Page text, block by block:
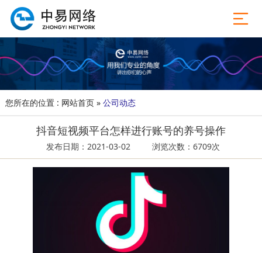
您所在的位置 : 网站首页» 公司动态
抖音短视频平台怎样进行账号的养号操作
发布日期：2021-03-02 浏览次数：6709次